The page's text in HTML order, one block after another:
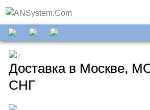
Доставка в Москве,
СНГ